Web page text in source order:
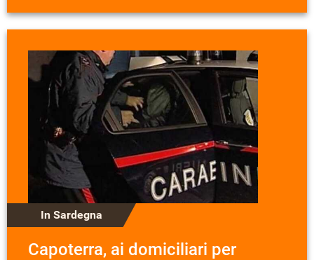
In Sardegna
Capoterra, ai domiciliari per